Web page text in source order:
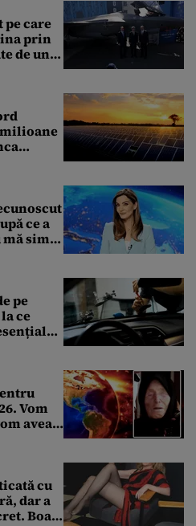
care
prin
de un
milioane
ce a
mă simt
pe
ce
Vom
avea
cu
dar a
Boala